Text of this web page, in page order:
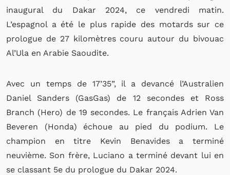
inaugural du Dakar 2024, ce vendredi matin.
L’espagnol a été le plus rapide des motards sur ce
prologue de 27 kilomètres couru autour du bivouac
Al’Ula en Arabie Saoudite.
Avec un temps de 17’35”, il a devancé l’Australien
Daniel Sanders (GasGas) de 12 secondes et Ross
Branch (Hero) de 19 secondes. Le français Adrien Van
Beveren (Honda) échoue au pied du podium. Le
champion en titre Kevin Benavides a terminé
neuvième. Son frère, Luciano a terminé devant lui en
se classant 5e du prologue du Dakar 2024.